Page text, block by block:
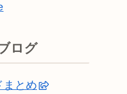
ログ
まとめ